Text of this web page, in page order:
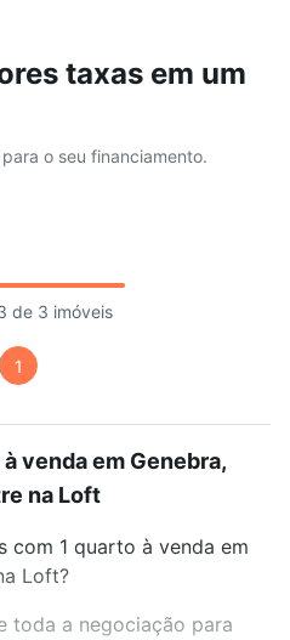
taxas em um
o seu financiamento.
de 3 imóveis
1
venda em Genebra,
na Loft
com 1 quarto à venda em
Loft?
toda a negociação para